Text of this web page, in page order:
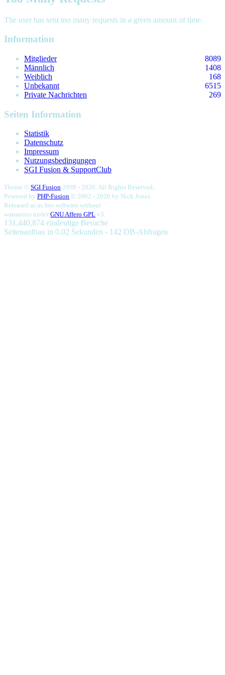
The user has sent too many requests in a given amount of time.
Information
Mitglieder
8089
Männlich
1408
Weiblich
168
Unbekannt
6515
Private Nachrichten
269
Seiten Information
Statistik
Datenschutz
Impressum
Nutzungsbedingungen
SGI Fusion & SupportClub
Theme © SGI Fusion 2008 - 2026. All Rights Reserved.
Powered by PHP-Fusion © 2002 - 2026 by Nick Jones.
Released as as free software without
warranties under GNU Affero GPL v3.
131,440,874 eindeutige Besuche
Seitenaufbau in 0.02 Sekunden - 142 DB-Abfragen